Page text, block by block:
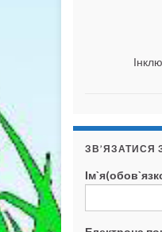
ЗВ’ЯЗАТИСЯ